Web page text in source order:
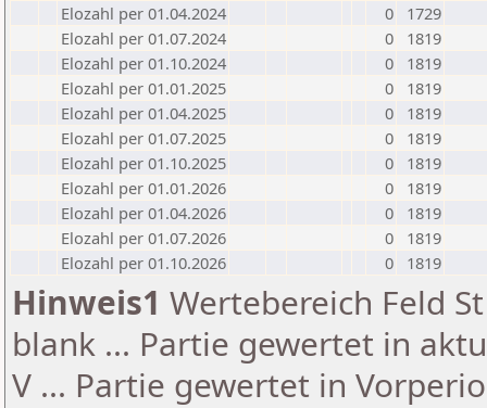
Elozahl per 01.04.2024
0
1729
Elozahl per 01.07.2024
0
1819
Elozahl per 01.10.2024
0
1819
Elozahl per 01.01.2025
0
1819
Elozahl per 01.04.2025
0
1819
Elozahl per 01.07.2025
0
1819
Elozahl per 01.10.2025
0
1819
Elozahl per 01.01.2026
0
1819
Elozahl per 01.04.2026
0
1819
Elozahl per 01.07.2026
0
1819
Elozahl per 01.10.2026
0 1819
Hinweis1 Wertebereich Feld
blank ... Partie gewertet in
V ... Partie gewertet in